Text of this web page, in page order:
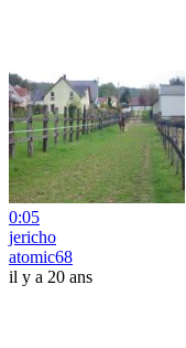
0:05
jericho
atomic68
il y a 20 ans